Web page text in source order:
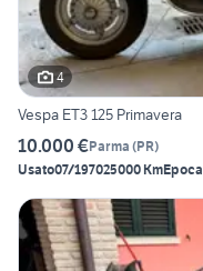
4
Vespa ET3 125 Primavera
10.000 €Parma (PR)
Usato07/197025000 KmEpoca